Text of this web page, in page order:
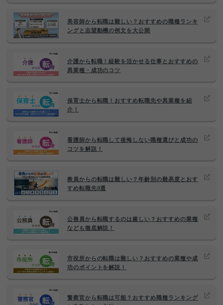
美容師から転職は難しい？おすすめの職種ランキ
ングと志望動機の例文を大公開
介護から転職！経験を活かせる仕事とおすすめの
異業種・成功のコツ
保育士から転職！おすすめ転職先や異業種を紹
介！
看護師から転職して後悔しない職種選びと成功の
コツを解説！
教員からの転職は難しい？年齢別の難易度とおす
すめ転職先8選
公務員から転職するのは厳しい？おすすめの業種
なども徹底解説！
市役所からの転職は難しい？おすすめの業種や成
功のポイントを解説！
警察官から転職は可能？おすすめ職種ランキング